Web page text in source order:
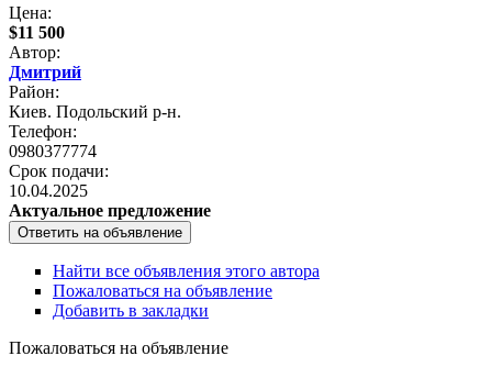
Цена:
$11 500
Автор:
Дмитрий
Район:
Киев. Подольский р-н.
Телефон:
0980377774
Срок подачи:
10.04.2025
Актуальное предложение
Найти все объявления этого автора
Пожаловаться на объявление
Добавить в закладки
Пожаловаться на объявление